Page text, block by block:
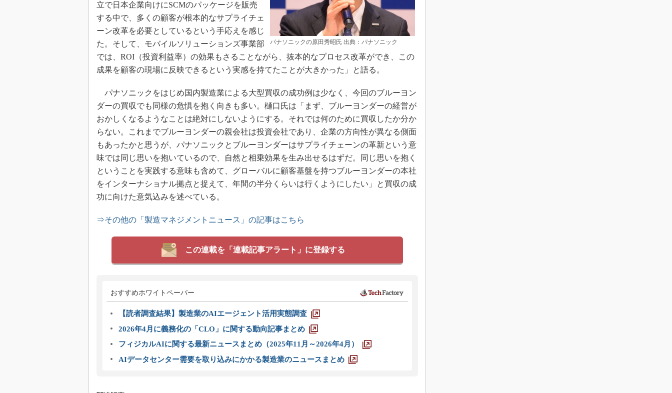
パナソニックの原田秀昭氏 出典：パナソニック
立で日本企業向けにSCMのパッケージを販売
する中で、多くの顧客が根本的なサプライチェ
ーン改革を必要としているという手応えを感じ
た。そして、モバイルソリューションズ事業部
では、ROI（投資利益率）の効果もさることながら、抜本的なプロセス改革ができ、この
成果を顧客の現場に反映できるという実感を持てたことが大きかった」と語る。
パナソニックをはじめ国内製造業による大型買収の成功例は少なく、今回のブルーヨン
ダーの買収でも同様の危惧を抱く向きも多い。樋口氏は「まず、ブルーヨンダーの経営が
おかしくなるようなことは絶対にしないようにする。それでは何のために買収したか分か
らない。これまでブルーヨンダーの親会社は投資会社であり、企業の方向性が異なる側面
もあったかと思うが、パナソニックとブルーヨンダーはサプライチェーンの革新という意
味では同じ思いを抱いているので、自然と相乗効果を生み出せるはずだ。同じ思いを抱く
ということを実践する意味も含めて、グローバルに顧客基盤を持つブルーヨンダーの本社
をインターナショナル拠点と捉えて、年間の半分くらいは行くようにしたい」と買収の成
功に向けた意気込みを述べている。
⇒その他の「製造マネジメントニュース」の記事はこちら
この連載を「連載記事アラート」に登録する
おすすめホワイトペーパー
【読者調査結果】製造業のAIエージェント活用実態調査
2026年4月に義務化の「CLO」に関する動向記事まとめ
フィジカルAIに関する最新ニュースまとめ（2025年11月～2026年4月）
AIデータセンター需要を取り込みにかかる製造業のニュースまとめ